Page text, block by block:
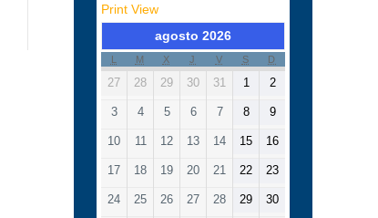
Print View
agosto 2026
L M X J V S D
27 28 29 30 31 1 2
3 4 5 6 7 8 9
10 11 12 13 14 15 16
17 18 19 20 21 22 23
24 25 26 27 28 29 30